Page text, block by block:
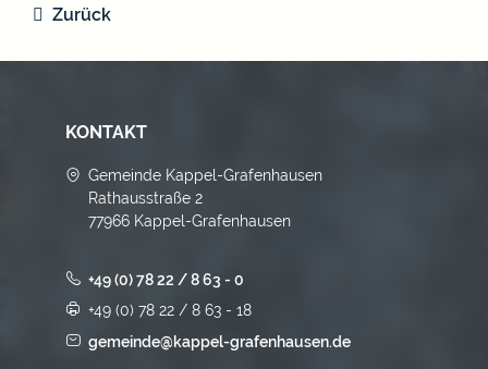
Zurück
KONTAKT
Gemeinde Kappel-Grafenhausen
Rathausstraße 2
77966 Kappel-Grafenhausen
+49 (0) 78 22 / 8 63 - 0
+49 (0) 78 22 / 8 63 - 18
gemeinde@kappel-grafenhausen.de